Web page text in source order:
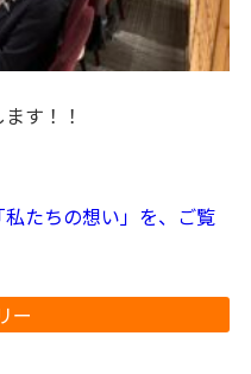
す！！
たちの想い」を、ご覧
ー